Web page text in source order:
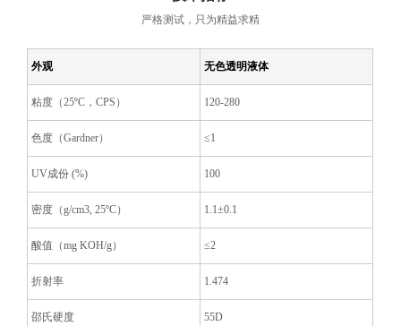
严格测试，只为精益求精
外观 无色透明液体
粘度（25ºC，CPS） 120-280
色度（Gardner） ≤1
UV成份 (%) 100
密度（g/cm3 , 25ºC） 1.1±0.1
酸值（mg KOH/g） ≤2
折射率 1.474
邵氏硬度 55D